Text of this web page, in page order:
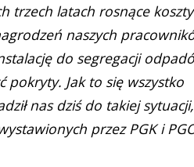
trzech latach rosnące
naszych
do segregacji
Jak to się wszystko
nas dziś do takiej sytuacji,
przez PGK i